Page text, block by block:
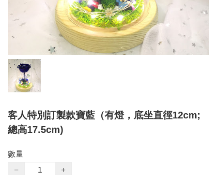
客人特別訂製款寶藍（有燈，底坐直徑12cm;
總高17.5cm)
數量
−
+